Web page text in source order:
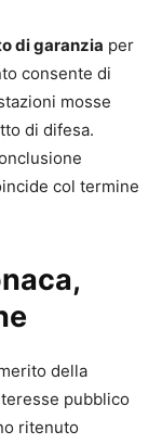
di garanzia per
consente di
mosse
di difesa.
col termine
della
pubblico
ritenuto